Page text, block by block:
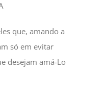
que, amando a
só em evitar
desejam amá-Lo